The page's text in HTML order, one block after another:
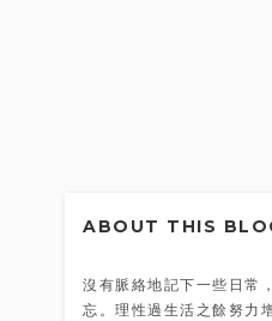
ABOUT THIS
沒有脈絡地記下一些日常
忘。理性過生活之餘努力